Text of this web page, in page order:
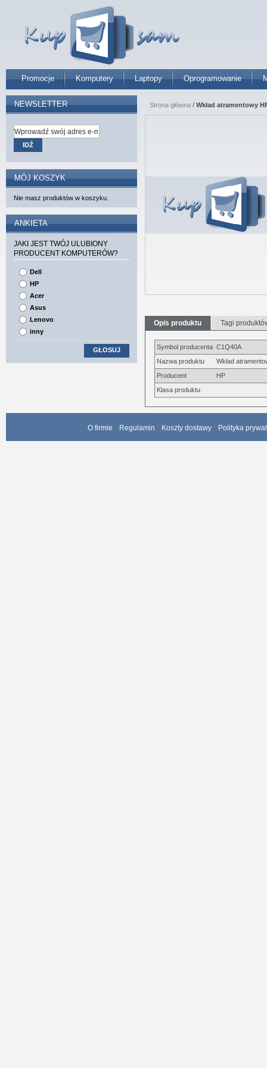
Promocje Komputery Laptopy Oprogramowanie
Strona główna / Wkład atramentowy
Opis produktu Tagi
Symbol producenta C1Q40A
Nazwa produktu
Wkład
Producent
HP
Klasa produktu
NEWSLETTER
IDŹ
MÓJ KOSZYK
Nie masz produktów w koszyku.
ANKIETA
JAKI JEST TWÓJ ULUBIONY
PRODUCENT KOMPUTERÓW?
Dell
HP
Acer
Asus
Lenovo
inny
GŁOSUJ
O firmie Regulamin Koszty dostawy Polityka